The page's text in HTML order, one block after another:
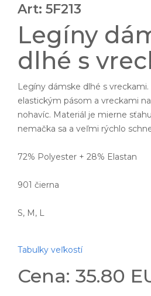
Art: 5F213
Legíny
dlhé s
Legíny dámske dlhé s
elastickým pásom a vreckami
nohavíc. Materiál je mierne
nemačka sa a veľmi rýchlo
72% Polyester + 28% Elastan
901 čierna
S, M, L
Tabulky veľkostí
Cena: 35.80